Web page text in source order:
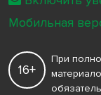
16+
При
Мобильная